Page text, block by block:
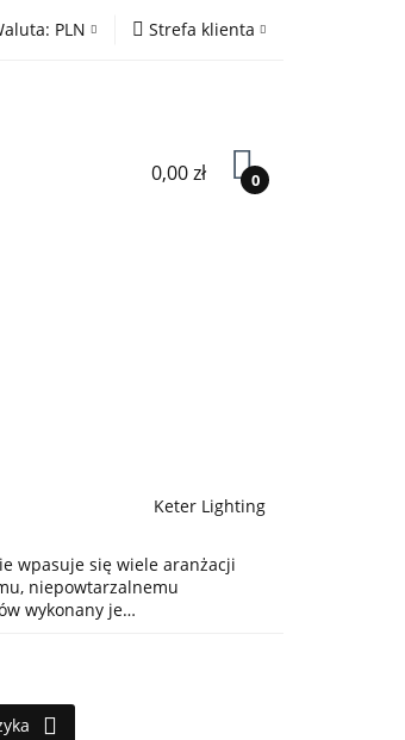
PLN Strefa klienta
Dodaj zgłoszenie
0,00 zł 0
Keter Lighting
wpasuje się wiele aranżacji
niepowtarzalnemu
wykonany je…